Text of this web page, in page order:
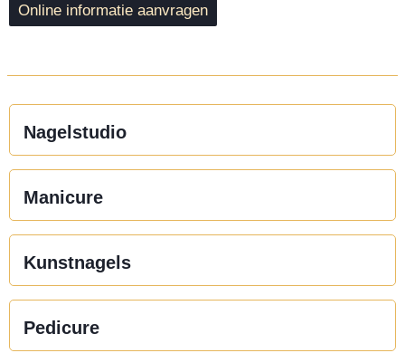
Online informatie aanvragen
Nagelstudio
Manicure
Kunstnagels
Pedicure